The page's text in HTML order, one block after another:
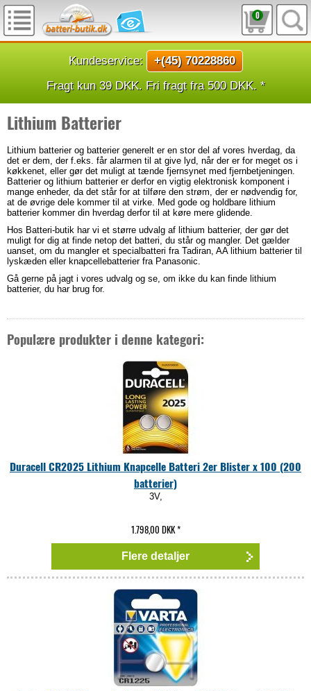
0
Kundeservice:
+(45) 70228860
Fragt kun 39 DKK. Fri fragt fra 500 DKK. *
Lithium Batterier
Lithium batterier og batterier generelt er en stor del af vores hverdag, da
det er dem, der f.eks. får alarmen til at give lyd, når der er for meget os i
køkkenet, eller gør det muligt at tænde fjernsynet med fjernbetjeningen.
Batterier og lithium batterier er derfor en vigtig elektronisk komponent i
mange enheder, da det står for at tilføre den strøm, der er nødvendig for,
at de øvrige dele kommer til at virke. Med gode og holdbare lithium
batterier kommer din hverdag derfor til at køre mere glidende.
Hos Batteri-butik har vi et større udvalg af lithium batterier, der gør det
muligt for dig at finde netop det batteri, du står og mangler. Det gælder
uanset, om du mangler et specialbatteri fra Tadiran, AA lithium batterier til
lyskæden eller knapcellebatterier fra Panasonic.
Gå gerne på jagt i vores udvalg og se, om ikke du kan finde lithium
batterier, du har brug for.
Populære produkter i denne kategori:
Duracell CR2025 Lithium Knapcelle Batteri 2er Blister x 100 (200
batterier)
3V,
1.798,00 DKK*
Flere detaljer